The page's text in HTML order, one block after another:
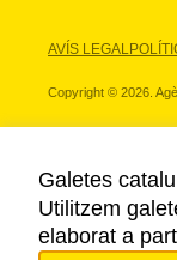
AVÍS LEGAL
Copyright © 2026.
ELS
Galetes
Utilitzem
elaborat a